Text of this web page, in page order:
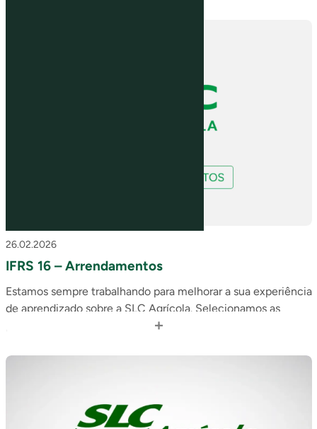
26.02.2026
IFRS 16 – Arrendamentos
Estamos sempre trabalhando para melhorar a sua experiência
de aprendizado sobre a SLC Agrícola. Selecionamos as
perguntas mais frequentes recebidas na área de Relações
animados que acreditamos que ilustrarão de forma mais
+